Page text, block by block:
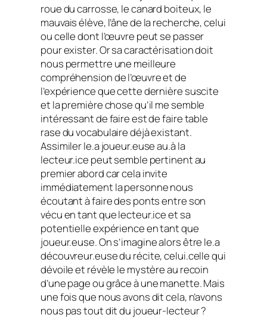
roue du carrosse, le canard boiteux, le
mauvais élève, l’âne de la recherche, celui
ou celle dont l’œuvre peut se passer
pour exister. Or sa caractérisation doit
nous permettre une meilleure
compréhension de l’œuvre et de
l’expérience que cette dernière suscite
et la première chose qu’il me semble
intéressant de faire est de faire table
rase du vocabulaire déjà existant.
Assimiler le.a joueur.euse au.à la
lecteur.ice peut semble pertinent au
premier abord car cela invite
immédiatement la personne nous
écoutant à faire des ponts entre son
vécu en tant que lecteur.ice et sa
potentielle expérience en tant que
joueur.euse. On s’imagine alors être le.a
découvreur.euse du récite, celui.celle qui
dévoile et révèle le mystère au recoin
d’une page ou grâce à une manette. Mais
une fois que nous avons dit cela, n’avons
nous pas tout dit du joueur-lecteur ?